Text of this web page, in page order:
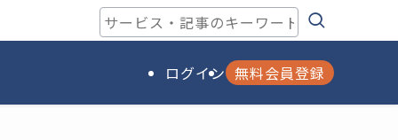
ログイン 無料会員登録